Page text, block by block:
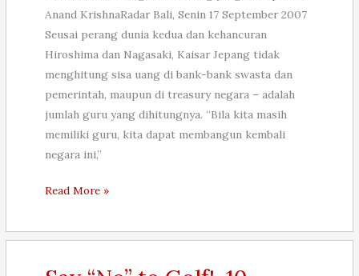
Anand KrishnaRadar Bali, Senin 17 September 2007
Seusai perang dunia kedua dan kehancuran
Hiroshima dan Nagasaki, Kaisar Jepang tidak
menghitung sisa uang di bank-bank swasta dan
pemerintah, maupun di treasury negara – adalah
jumlah guru yang dihitungnya. “Bila kita masih
memiliki guru, kita dapat membangun kembali
negara ini,”
PENDIDIKAN
Agenda
yang
Read More »